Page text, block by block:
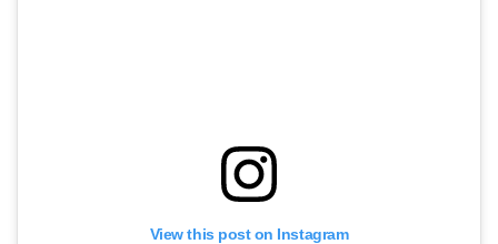
View this post on Instagram